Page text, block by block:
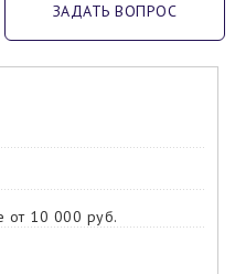
ЗАДАТЬ ВОПРОС
от 10 000 руб.